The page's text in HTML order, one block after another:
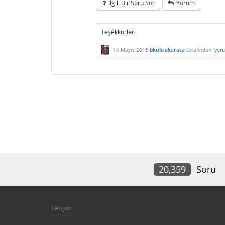
Ilgili Bir Soru Sor Yorum
Teşekkürler.
14 Mayıs 2016 bkubrakaraca tarafından
20,359 Soru
İletişim